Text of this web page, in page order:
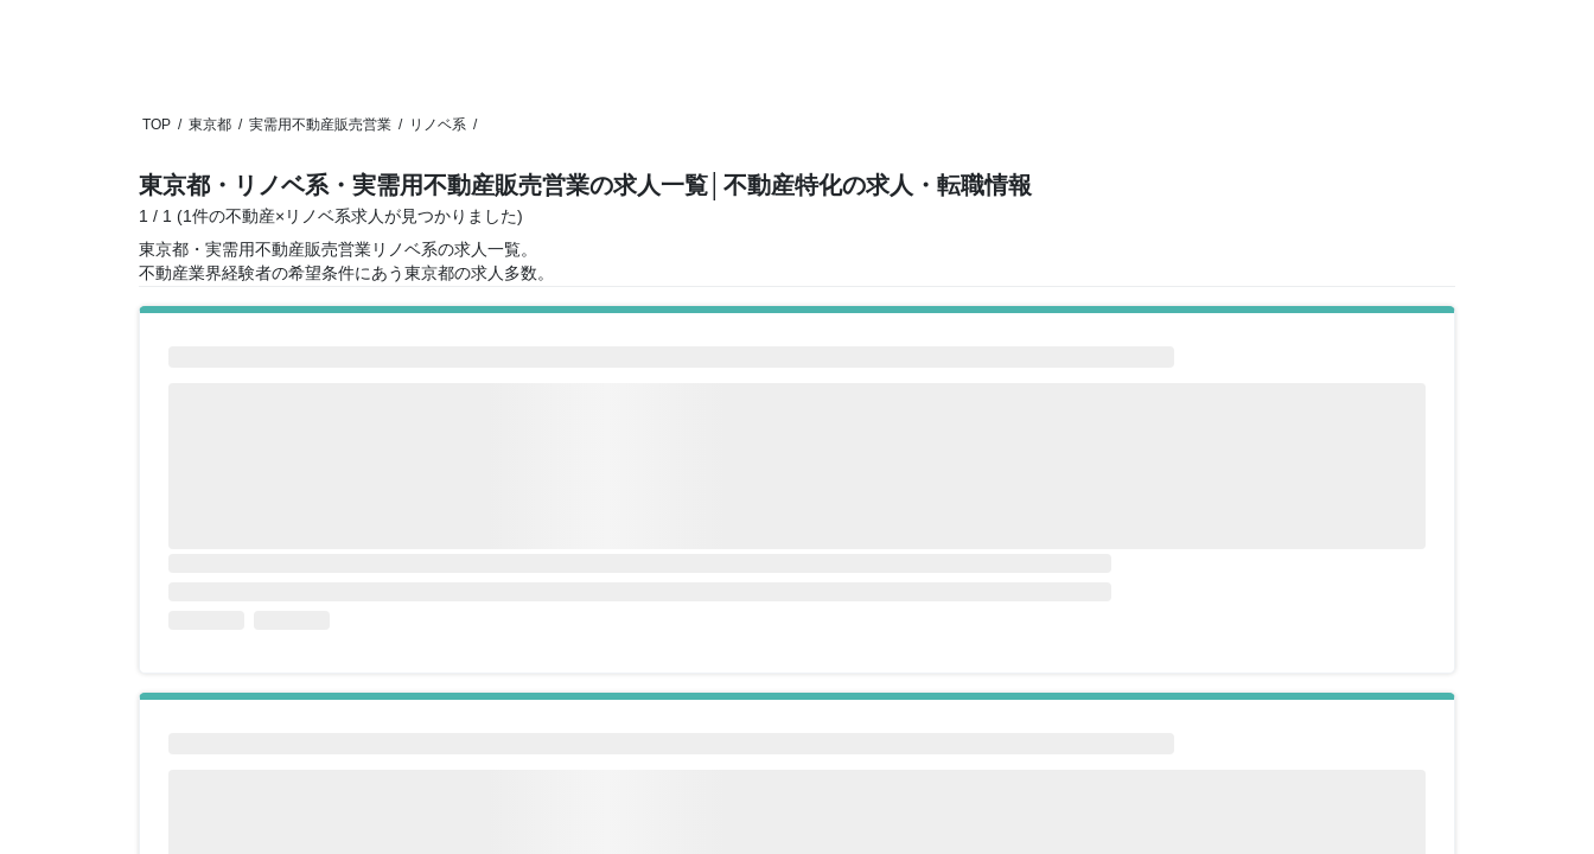
TOP / 東京都 / 実需用不動産販売営業 / リノベ系 /
東京都・リノベ系・実需用不動産販売営業の求人一覧 │不動産特化の求人・転職情報
1 / 1 (1件の不動産×リノベ系求人が見つかりました)
東京都・実需用不動産販売営業リノベ系の求人一覧。
不動産業界経験者の希望条件にあう東京都の求人多数。